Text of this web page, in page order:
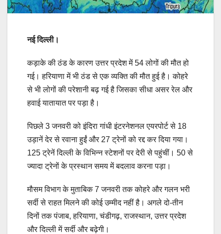
नई दिल्ली।
कड़ाके की ठंड के कारण उत्तर प्रदेश में 54 लोगों की मौत हो
गई। हरियाणा में भी ठंड से एक व्यक्ति की मौत हुई है। कोहरे
से भी लोगों की परेशानी बढ़ गई है जिसका सीधा असर रेल और
हवाई यातायात पर पड़ा है।
पिछले 3 जनवरी को इंदिरा गांधी इंटरनेशनल एयरपोर्ट से 18
उड़ानें देर से रवाना हुईं और 27 ट्रेनों को रद्द कर दिया गया।
125 ट्रेनें दिल्ली के विभिन्न स्टेशनों पर देरी से पहुंचीं। 50 से
ज्यादा ट्रेनों के प्रस्थान समय में बदलाव करना पड़ा।
मौसम विभाग के मुताबिक 7 जनवरी तक कोहरे और गलन भरी
सर्दी से राहत मिलने की कोई उम्मीद नहीं है। अगले दो-तीन
दिनों तक पंजाब, हरियाणा, चंडीगढ़, राजस्थान, उत्तर प्रदेश
और दिल्ली में सर्दी और बढ़ेगी।